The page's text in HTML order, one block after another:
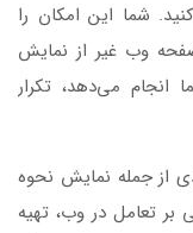
شما این امکان را
وب غیر از نمایش
انجام می‌دهد، تکرار
از جمله نمایش نحوه
بر تعامل در وب، تهیه